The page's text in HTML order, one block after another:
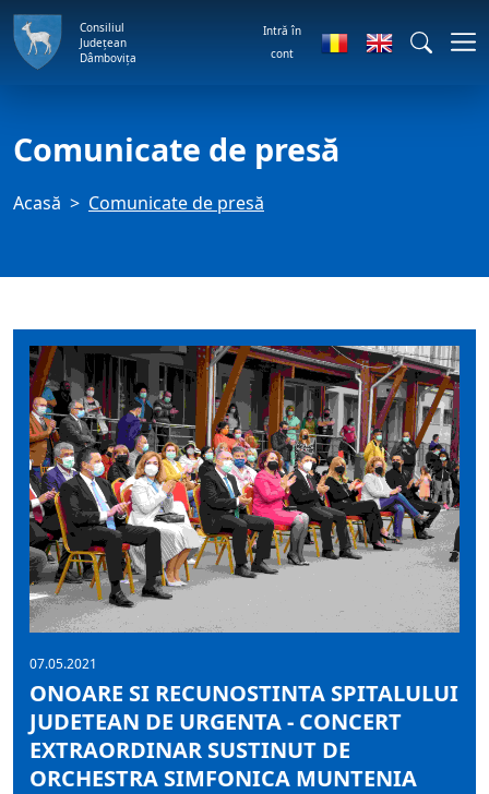
Consiliul
Județean
Dâmbovița
Intră în
cont
Comunicate de presă
Acasă Comunicate de presă
07.05.2021
ONOARE SI RECUNOSTINTA SPITALULUI
JUDETEAN DE URGENTA - CONCERT
EXTRAORDINAR SUSTINUT DE
ORCHESTRA SIMFONICA MUNTENIA